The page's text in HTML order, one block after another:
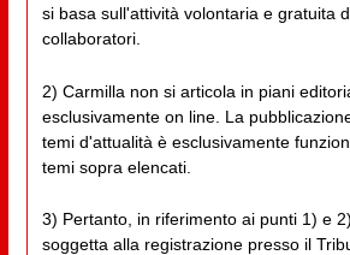
si basa sull'attività volontaria e gratuita
collaboratori.
2) Carmilla non si articola in piani
esclusivamente on line. La
temi d'attualità è esclusivamente
temi sopra elencati.
3) Pertanto, in riferimento ai punti 1) e
soggetta alla registrazione presso il